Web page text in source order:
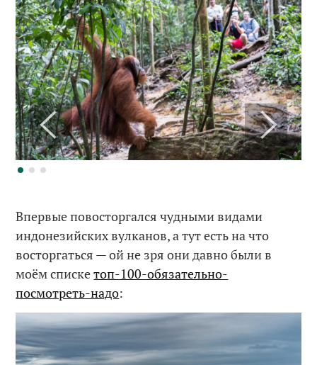
Впервые повосторгался чудными видами
индонезийских вулканов, а тут есть на что
восторгаться — ой не зря они давно были в
моём спискетоп-100-обязательно-
посмотреть-надо: